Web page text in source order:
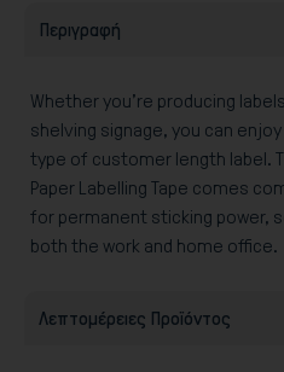
Περιγραφή
Whether you’re producing
shelving signage, you can
type of customer length label.
Paper Labelling Tape comes
for permanent sticking power,
both the work and home office.
Λεπτομέρειες Προϊόντος